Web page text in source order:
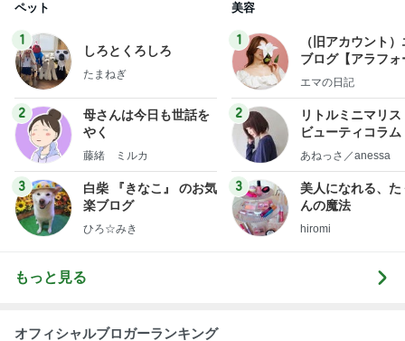
ペット
1
しろとくろしろ
たまねぎ
2
母さんは今日も世話を
やく
藤緒 ミルカ
3
白柴 『きなこ』 のお気
楽ブログ
ひろ☆みき
美容
1
（旧アカウント
ブログ【アラフォ
社売却セカンドラ
エマの日記
2
リトルミニマリス
ビューティコラ
little
あねっさ／anessa
3
美人になれる、た
んの魔法
hiromi
もっと見る
オフィシャルブロガーランキング